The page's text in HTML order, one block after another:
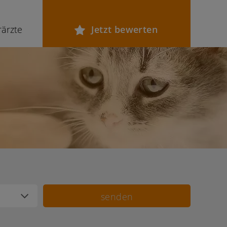
Jetzt bewerten